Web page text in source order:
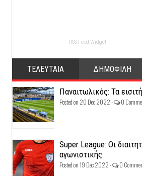
RSS Feed Widget
ΤΕΛΕΥΤΑΙΑ ΔΗΜΟΦΙΛΗ
Παναιτωλικός: Τα
Posted on 20 Dec 2022 - 0
Super League: Οι
αγωνιστικής
Posted on 19 Dec 2022 - 0